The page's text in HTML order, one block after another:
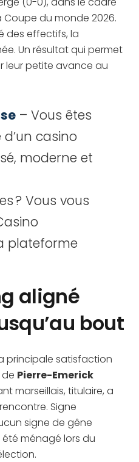
du monde 2026.
des effectifs, la
Un résultat qui permet
leur petite avance au
– Vous êtes
casino
moderne et
? Vous vous
plateforme
aligné
bout
principale satisfaction
Pierre-Emerick
marseillais, titulaire, a
Signe
signe de gêne
été ménagé lors du